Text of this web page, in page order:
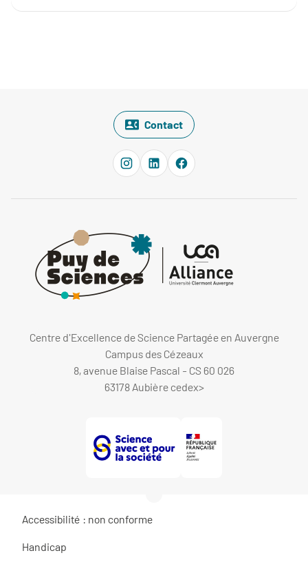
Contact
Centre d'Excellence de Science Partagée en Auvergne
Campus des Cézeaux
8, avenue Blaise Pascal - CS 60 026
63178 Aubière cedex>
Accessibilité : non conforme
Handicap